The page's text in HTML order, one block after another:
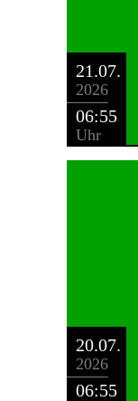
21.07.
2026
06:55
Uhr
20.07.
2026
06:55